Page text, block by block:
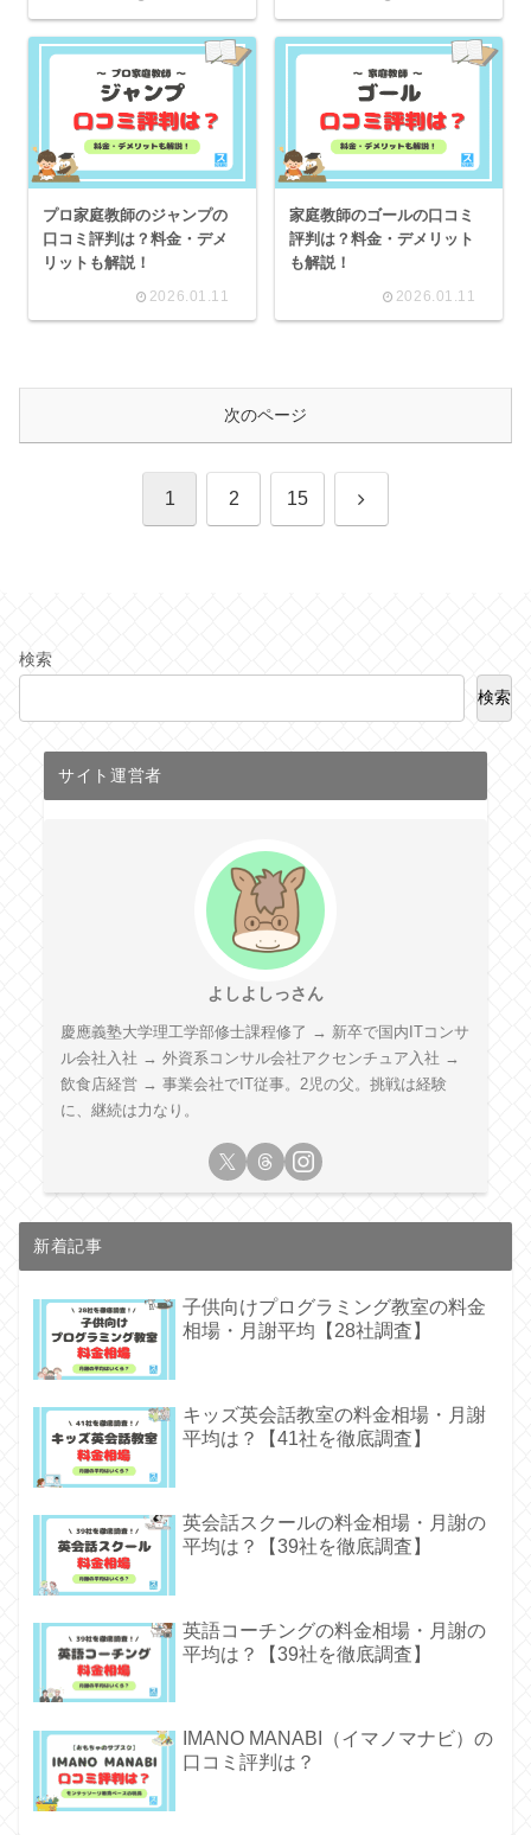
プロ家庭教師のジャンプの
口コミ評判は？料金・デメ
リットも解説！
2026.01.11
家庭教師のゴールの口コミ
評判は？料金・デメリット
も解説！
2026.01.11
次のページ
1 2 15 次
検索
検索
サイト運営者
よしよしっさん
慶應義塾大学理工学部修士課程修了 → 新卒で国内ITコンサ
ル会社入社 → 外資系コンサル会社アクセンチュア入社 →
飲食店経営 → 事業会社でIT従事。2児の父。挑戦は経験
に、継続は力なり。
新着記事
子供向けプログラミング教室の料金
相場・月謝平均【28社調査】
キッズ英会話教室の料金相場・月謝
平均は？【41社を徹底調査】
英会話スクールの料金相場・月謝の
平均は？【39社を徹底調査】
英語コーチングの料金相場・月謝の
平均は？【39社を徹底調査】
IMANO MANABI（イマノマナビ）の
口コミ評判は？